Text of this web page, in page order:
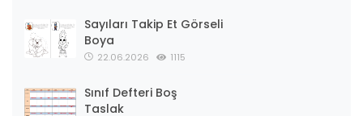
Sayıları Takip Et Görseli
Boya
22.06.2026 1115
Sınıf Defteri Boş
Taslak